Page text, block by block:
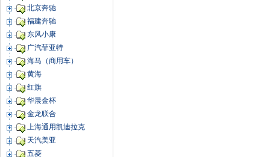
北京奔驰
福建奔驰
东风小康
广汽菲亚特
海马（商用车）
黄海
红旗
华晨金杯
金龙联合
上海通用凯迪拉克
天汽美亚
五菱